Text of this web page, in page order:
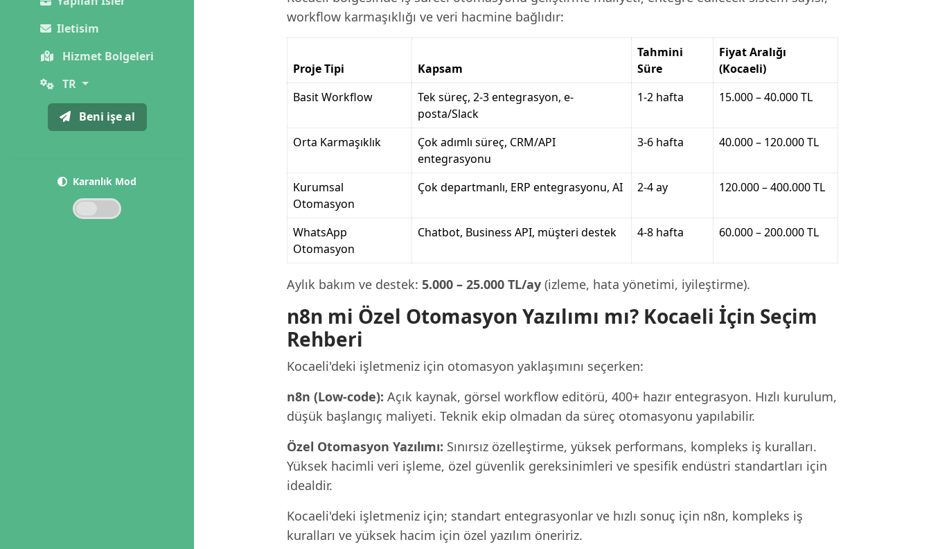
Iletisim
Hizmet Bolgeleri
TR
Beni işe al
Karanlık Mod
workflow karmaşıklığı ve veri hacmine bağlıdır:
Proje Tipi Kapsam
Tahmini
Süre
Fiyat Aralığı
(Kocaeli)
Basit Workflow
Tek süreç, 2-3 entegrasyon, e-
posta/Slack
1-2 hafta 15.000 – 40.000 TL
Orta Karmaşıklık
Çok adımlı süreç, CRM/API
entegrasyonu
3-6 hafta 40.000 – 120.000 TL
Kurumsal
Otomasyon
Çok departmanlı, ERP entegrasyonu, AI 2-4 ay 120.000 – 400.000 TL
WhatsApp
Otomasyon
Chatbot, Business API, müşteri destek 4-8 hafta 60.000 – 200.000 TL
Aylık bakım ve destek: 5.000 – 25.000 TL/ay (izleme, hata yönetimi, iyileştirme).
n8n mi Özel Otomasyon Yazılımı mı? Kocaeli İçin Seçim
Rehberi
Kocaeli'deki işletmeniz için otomasyon yaklaşımını seçerken:
n8n (Low-code): Açık kaynak, görsel workflow editörü, 400+ hazır entegrasyon. Hızlı kurulum,
düşük başlangıç maliyeti. Teknik ekip olmadan da süreç otomasyonu yapılabilir.
Özel Otomasyon Yazılımı: Sınırsız özelleştirme, yüksek performans, kompleks iş kuralları.
Yüksek hacimli veri işleme, özel güvenlik gereksinimleri ve spesifik endüstri standartları için
idealdir.
Kocaeli'deki işletmeniz için; standart entegrasyonlar ve hızlı sonuç için n8n, kompleks iş
kuralları ve yüksek hacim için özel yazılım öneririz.